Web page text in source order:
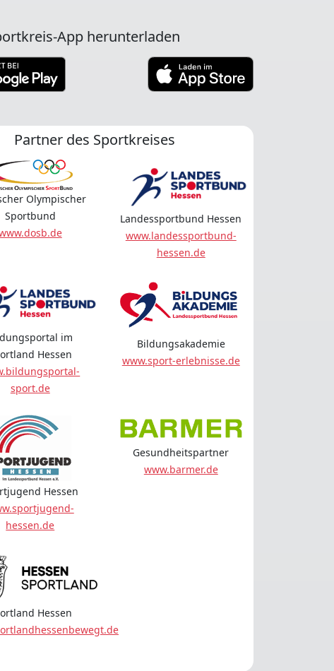
App herunterladen
Partner des Sportkreises
Olympischer
Sportbund
Landessportbund Hessen
www.landessportbund-
hessen.de
im
Hessen
sport.de
Bildungsakademie
www.sport-erlebnisse.de
Hessen
hessen.de
Gesundheitspartner
www.barmer.de
Hessen